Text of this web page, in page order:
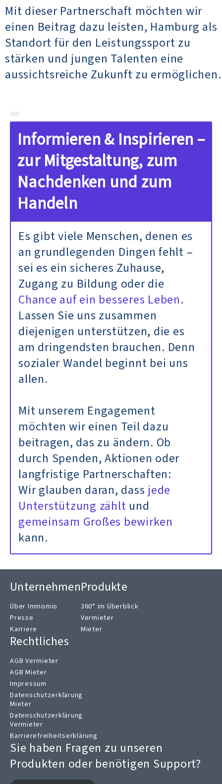
Mit dieser Partnerschaft möchten wir
einen Beitrag dazu leisten, Hamburg als
Standort für den Leistungssport zu
stärken und jungen Talenten eine
aussichtsreiche Zukunft zu ermöglichen.
Informieren & Inspirieren –
zur Mitgestaltung, zum
Nachdenken und zum
Handeln
Es gibt viele Menschen, denen es
an grundlegenden Dingen fehlt –
sei es ein sicheres Zuhause,
Zugang zu Bildung oder die
Chance auf ein besseres Leben.
Lassen Sie uns zusammen
diejenigen unterstützen, die es
am dringendsten brauchen. Denn
sozialer Wandel beginnt bei uns
allen.
Mit unserem Engagement
möchten wir einen Teil dazu
beitragen, das zu ändern. Ob
durch Spenden, Aktionen oder
langfristige Partnerschaften:
Wir glauben daran, dass jede
Unterstützung zählt und
gemeinsam Großes bewirken
kann.
Unternehmen
Über Immomio
Presse
Karriere
Produkte
360° im Überblick
Vermieter
Mieter
Rechtliches
AGB Vermieter
AGB Mieter
Impressum
Datenschutzerklärung
Mieter
Datenschutzerklärung
Vermieter
Barrierefreiheitserklärung
Sie haben Fragen zu unseren
Produkten oder benötigen Support?